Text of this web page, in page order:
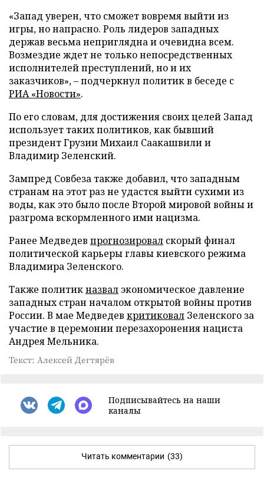
«Запад уверен, что сможет вовремя выйти из
игры, но напрасно. Роль лидеров западных
держав весьма неприглядна и очевидна всем.
Возмездие ждет не только непосредственных
исполнителей преступлений, но и их
заказчиков», – подчеркнул политик в беседе с
РИА «Новости».
По его словам, для достижения своих целей Запад
использует таких политиков, как бывший
президент Грузии Михаил Саакашвили и
Владимир Зеленский.
Зампред Совбеза также добавил, что западным
странам на этот раз не удастся выйти сухими из
воды, как это было после Второй мировой войны и
разгрома вскормленного ими нацизма.
Ранее Медведев прогнозировал скорый финал
политической карьеры главы киевского режима
Владимира Зеленского.
Также политикназвал экономическое давление
западных стран началом открытой войны против
России. В мае Медведев критиковал Зеленского за
участие в церемонии перезахоронения нациста
Андрея Мельника.
Текст: Алексей Дегтярёв
Подписывайтесь на наши
каналы
Читать комментарии (33)